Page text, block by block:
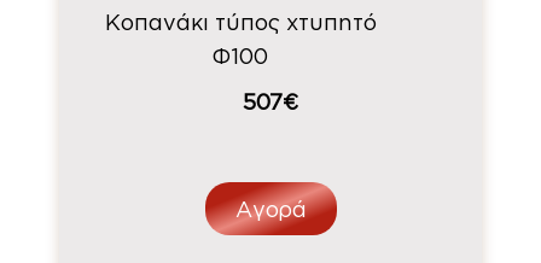
Κοπανάκι τύπος χτυπητό
Φ100
507€
Αγορά